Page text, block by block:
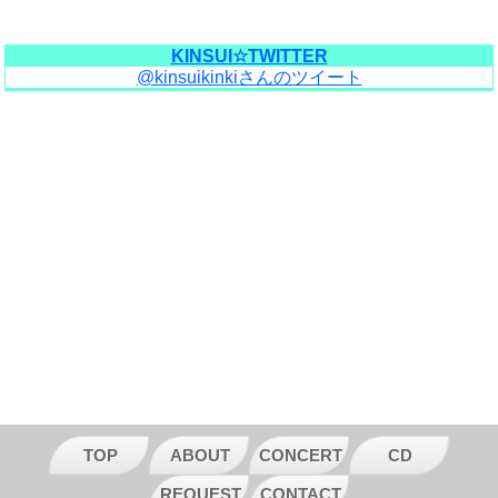
KINSUI☆TWITTER
@kinsuikinkiさんのツイート
TOP ABOUT CONCERT CD
REQUEST CONTACT